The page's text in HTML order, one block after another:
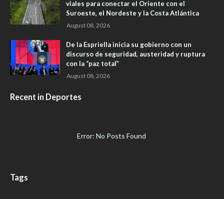
viales para conectar el Oriente con el
Suroeste, el Nordeste y la Costa Atlántica
August 08, 2026
De la Espriella inicia su gobierno con un
discurso de seguridad, austeridad y ruptura
con la “paz total”
August 08, 2026
Recent in Deportes
Error: No Posts Found
Tags